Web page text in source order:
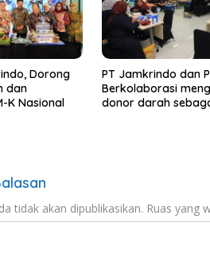
Dorong
dan
K Nasional
PT Jamkrindo dan
Berkolaborasi
donor darah
tidak akan dipublikasikan. Ruas yang